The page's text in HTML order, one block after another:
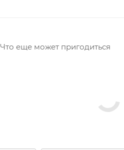
Что еще может пригодиться